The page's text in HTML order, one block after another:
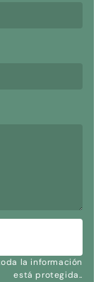
la información
está protegida..